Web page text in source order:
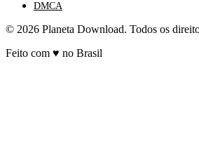
DMCA
© 2026 Planeta Download. Todos os
Feito com ♥ no Brasil